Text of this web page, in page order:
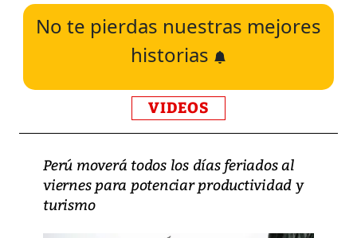
No te pierdas nuestras mejores
historias
VIDEOS
Perú moverá todos los días feriados al
viernes para potenciar productividad y
turismo